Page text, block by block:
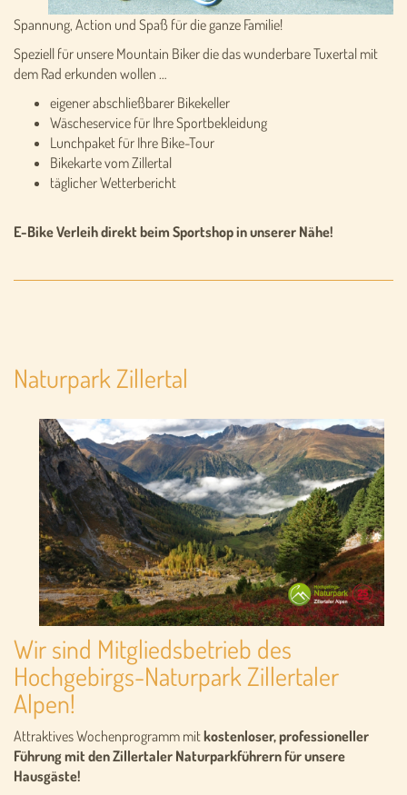
Spannung, Action und Spaß für die ganze Familie!
Speziell für unsere Mountain Biker die das wunderbare Tuxertal mit
dem Rad erkunden wollen …
eigener abschließbarer Bikekeller
Wäscheservice für Ihre Sportbekleidung
Lunchpaket für Ihre Bike-Tour
Bikekarte vom Zillertal
täglicher Wetterbericht
E-Bike Verleih direkt beim Sportshop in unserer Nähe!
Naturpark Zillertal
Wir sind Mitgliedsbetrieb des
Hochgebirgs-Naturpark Zillertaler
Alpen!
Attraktives Wochenprogramm mitkostenloser, professioneller
Führung mit den Zillertaler Naturparkführern für unsere
Hausgäste!